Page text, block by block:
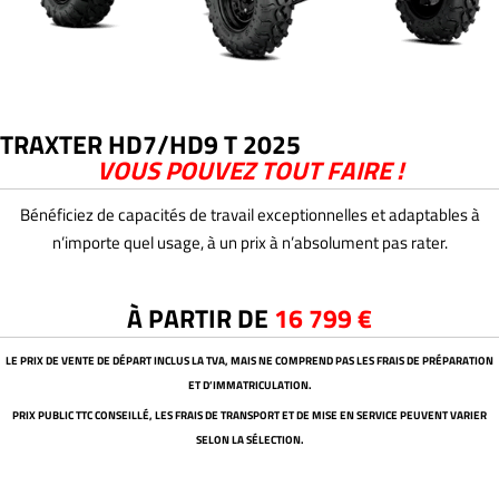
TRAXTER HD7/HD9 T 2025
VOUS POUVEZ TOUT FAIRE !
Bénéficiez de capacités de travail exceptionnelles et adaptables à
n’importe quel usage, à un prix à n’absolument pas rater.
À PARTIR DE 16 799 €
LE PRIX DE VENTE DE DÉPART INCLUS LA TVA, MAIS NE COMPREND PAS LES FRAIS DE PRÉPARATION
ET D’IMMATRICULATION.
PRIX PUBLIC TTC CONSEILLÉ, LES FRAIS DE TRANSPORT ET DE MISE EN SERVICE PEUVENT VARIER
SELON LA SÉLECTION.